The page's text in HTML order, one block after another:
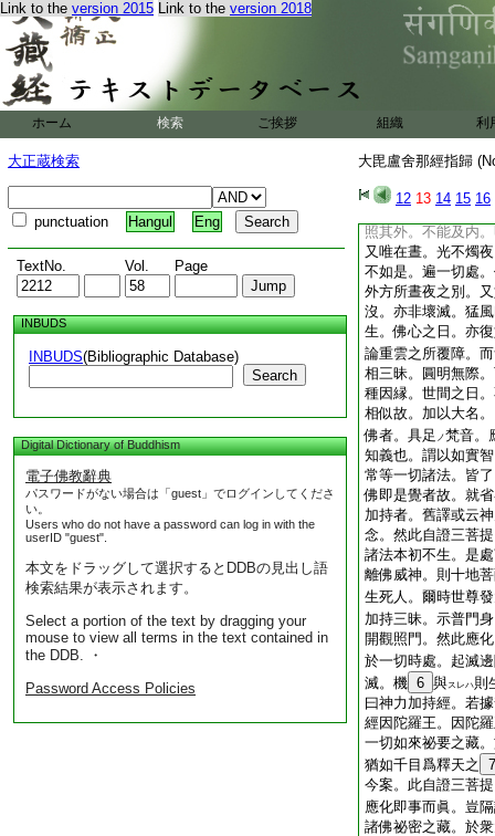
Link to the version 2015 Link to the version 2018
ホーム 検索 ご挨拶 組織 利
大正蔵検索
punctuation Hangul Eng
TextNo. Vol. Page
INBUDS
INBUDS(Bibliographic Database)
Search
Digital Dictionary of Buddhism
電子佛教辭典
パスワードがない場合は「guest」でログインしてくださ
い。
Users who do not have a password can log in with the
userID "guest".
本文をドラッグして選択するとDDBの見出し語
検索結果が表示されます。
Select a portion of the text by dragging your
mouse to view all terms in the text contained in
the DDB. ・
Password Access Policies
大毘盧舍那經指歸
12 13 14 15 16
佛之説屬生蘇味者
味耳。今却隨他權判
違彼此。並允聖教
經習小乘輩。專讃
一隅。兼爲彼等。
疏意。略連二十七
題云。大毘盧遮那
釋云。梵音毘盧遮
照其外。不能及内
又唯在晝。光不燭
不如是。遍一切處
外方所晝夜之別。
沒。亦非壞滅。猛
生。佛心之日。亦
論重雲之所覆障。
相三昧。圓明無際
種因縁。世間之日
相似故。加以大名
佛者。具足 ノ梵音。
知義也。謂以如實
常等一切諸法。皆
佛即是覺者故。就省
加持者。舊譯或云
念。然此自證三菩
諸法本初不生。是
離佛威神。則十地
生死人。爾時世尊
加持三昧。示普門
開觀照門。然此應
於一切時處。起滅
滅。機 6 與スレハ則
曰神力加持經。若
經因陀羅王。因陀
一切如來祕要之藏
猶如千目爲釋天之
7
今案。此自證三菩
應化即事而眞。豈
諸佛祕密之藏。於